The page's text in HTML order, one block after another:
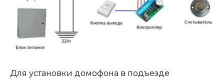
Для установки домофона в подъезде